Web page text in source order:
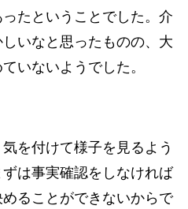
たということでした。介
いなと思ったものの、大
いないようでした。
を付けて様子を見るよう
は事実確認をしなければ
ることができないからで